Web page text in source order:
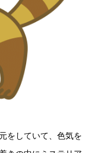
をしていて、色気を